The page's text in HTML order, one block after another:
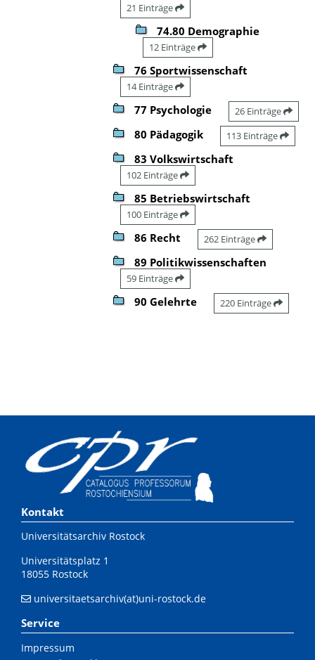
21 Einträge
74.80 Demographie
12 Einträge
76 Sportwissenschaft
14 Einträge
77 Psychologie 26 Einträge
80 Pädagogik 113 Einträge
83 Volkswirtschaft
102 Einträge
85 Betriebswirtschaft
100 Einträge
86 Recht 262 Einträge
89 Politikwissenschaften
59 Einträge
90 Gelehrte 220 Einträge
Kontakt
Universitätsarchiv Rostock
Universitätsplatz 1
18055 Rostock
universitaetsarchiv(at)uni-rostock.de
Service
Impressum